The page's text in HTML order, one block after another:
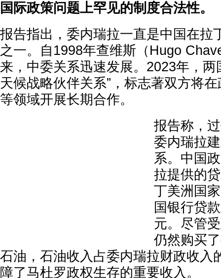
国际政策问题上罕见的制度合法性。
报告指出，委内瑞拉一直是中国在拉
之一。自1998年查维斯（Hugo
来，中委关系迅速发展。2023年，两
天候战略伙伴关系”，标志著双方将
等领域开展长期合作。
报告称，
委内瑞拉
系。中国
拉提供的
丁美洲国
国银行贷
元。尽管
仍然购买
石油，石油收入占委内瑞拉财政收入
障了马杜罗政权生存的重要收入。